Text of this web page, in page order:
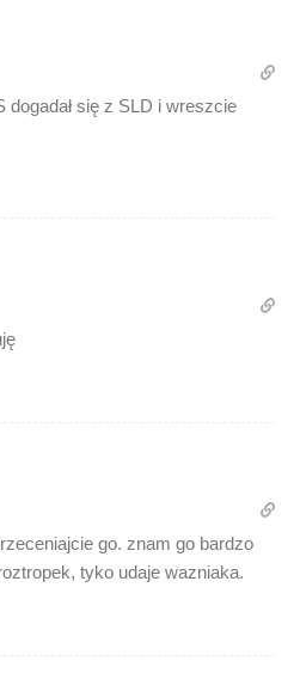
się z SLD i wreszcie
go. znam go bardzo
tyko udaje wazniaka.